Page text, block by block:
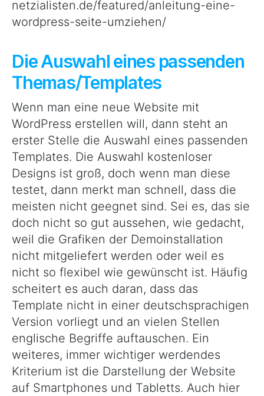
netzialisten.de/featured/anleitung-eine-
wordpress-seite-umziehen/
Die Auswahl eines passenden
Themas/Templates
Wenn man eine neue Website mit
WordPress erstellen will, dann steht an
erster Stelle die Auswahl eines passenden
Templates. Die Auswahl kostenloser
Designs ist groß, doch wenn man diese
testet, dann merkt man schnell, dass die
meisten nicht geegnet sind. Sei es, das sie
doch nicht so gut aussehen, wie gedacht,
weil die Grafiken der Demoinstallation
nicht mitgeliefert werden oder weil es
nicht so flexibel wie gewünscht ist. Häufig
scheitert es auch daran, dass das
Template nicht in einer deutschsprachigen
Version vorliegt und an vielen Stellen
englische Begriffe auftauschen. Ein
weiteres, immer wichtiger werdendes
Kriterium ist die Darstellung der Website
auf Smartphones und Tabletts. Auch hier